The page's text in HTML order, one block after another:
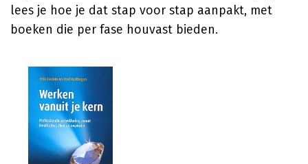
lees je hoe je dat stap voor stap aanpakt, met
boeken die per fase houvast bieden.